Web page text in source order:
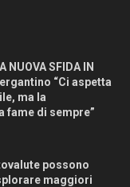
NUOVA SFIDA IN
“Ci aspetta
ma la
fame di sempre”
possono
maggiori